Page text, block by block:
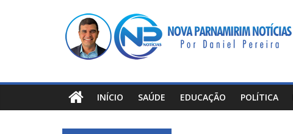
Nova
Parnamirim
Notícias
INÍCIO SAÚDE EDUCAÇÃO POLÍTICA